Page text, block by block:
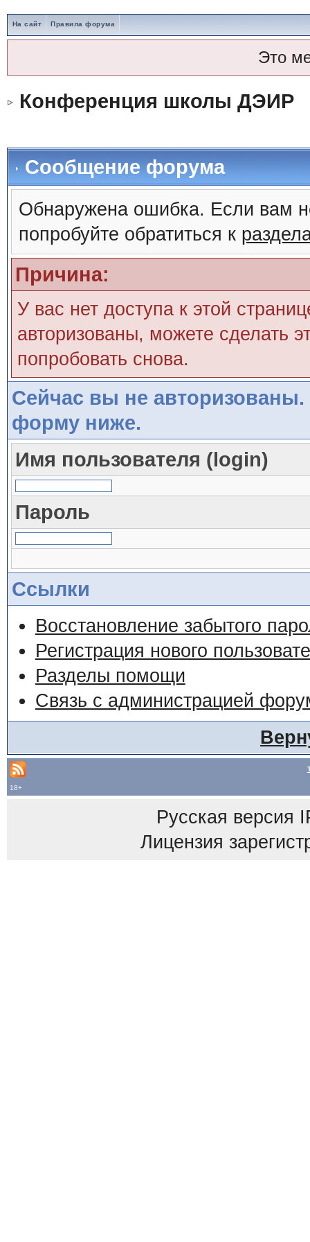
На сайт Правила форума
Это
Конференция школы ДЭИР
Сообщение форума
Обнаружена ошибка. Если вам
попробуйте обратиться к
Причина:
У вас нет доступа к этой
авторизованы, можете сделать
попробовать снова.
Сейчас вы не авторизованы.
форму ниже.
Имя пользователя (login)
Пароль
Ссылки
Восстановление забытого
Регистрация нового
Разделы помощи
Связь с администрацией
18+
Русская версия
Лицензия